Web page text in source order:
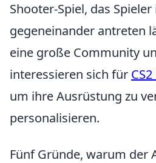
Shooter-Spiel, das Spieler
gegeneinander antreten
eine große Community
interessieren sich für
um ihre Ausrüstung zu
personalisieren.
Fünf Gründe, warum der